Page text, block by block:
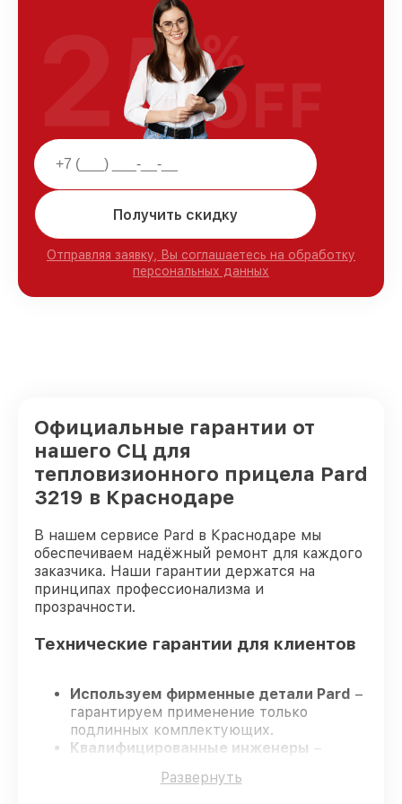
Получить скидку
Отправляя заявку, Вы соглашаетесь на обработку
персональных данных
25%
OFF
Официальные гарантии от
нашего СЦ для
тепловизионного прицела Pard
3219 в Краснодаре
В нашем сервисе Pard в Краснодаре мы
обеспечиваем надёжный ремонт для каждого
заказчика. Наши гарантии держатся на
принципах профессионализма и
прозрачности.
Технические гарантии для клиентов
Используем фирменные детали Pard –
гарантируем применение только
подлинных комплектующих.
Квалифицированные инженеры –
обеспечивает надёжную работу
Развернуть